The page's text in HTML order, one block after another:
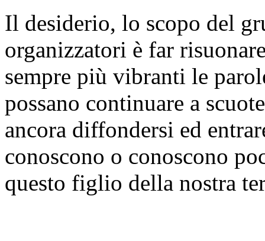
Il desiderio, lo scopo del
organizzatori è far
sempre più vibranti le
possano continuare a
ancora diffondersi ed
conoscono o conoscono
questo figlio della nostra